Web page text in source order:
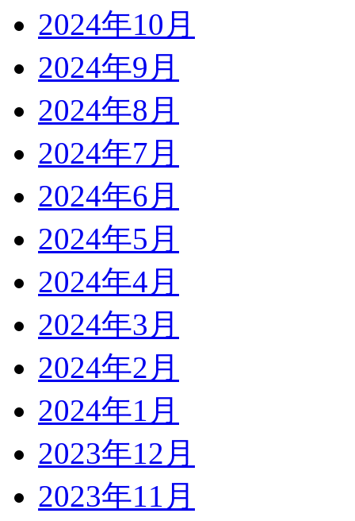
2024年10月
2024年9月
2024年8月
2024年7月
2024年6月
2024年5月
2024年4月
2024年3月
2024年2月
2024年1月
2023年12月
2023年11月